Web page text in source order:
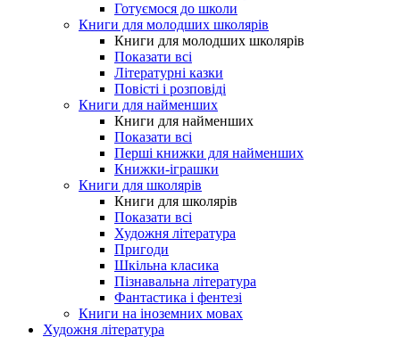
Готуємося до школи
Книги для молодших школярів
Книги для молодших школярів
Показати всі
Літературні казки
Повісті і розповіді
Книги для найменших
Книги для найменших
Показати всі
Перші книжки для найменших
Книжки-іграшки
Книги для школярів
Книги для школярів
Показати всі
Художня література
Пригоди
Шкільна класика
Пізнавальна література
Фантастика і фентезі
Книги на іноземних мовах
Художня література